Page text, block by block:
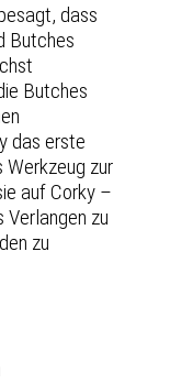
dass
Butches
Butches
das erste
Werkzeug zur
auf Corky –
Verlangen zu
zu